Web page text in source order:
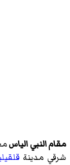
مقام النبي الياس
شرقي مدينة